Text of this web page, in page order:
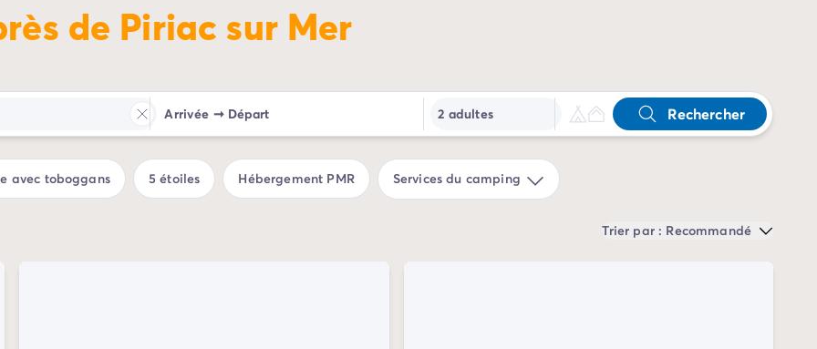
de Piriac sur Mer
Arrivée ➞ Départ 2 adultes Rechercher
avec toboggans 5 étoiles Hébergement PMR Services du camping
Trier par : Recommandé